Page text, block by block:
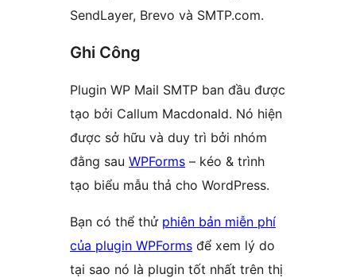
SendLayer, Brevo và SMTP.com.
Ghi Công
Plugin WP Mail SMTP ban đầu được
tạo bởi Callum Macdonald. Nó hiện
được sở hữu và duy trì bởi nhóm
đằng sau WPForms – kéo & trình
tạo biểu mẫu thả cho WordPress.
Bạn có thể thử phiên bản miễn phí
của plugin WPForms để xem lý do
tại sao nó là plugin tốt nhất trên thị